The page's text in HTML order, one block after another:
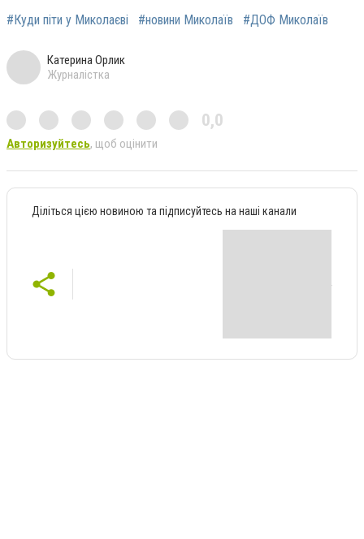
#Куди піти у Миколаєві #новини Миколаїв #ДОФ Миколаїв
Катерина Орлик
Журналістка
0,0
Авторизуйтесь, щоб оцінити
Діліться цією новиною та підписуйтесь на наші канали